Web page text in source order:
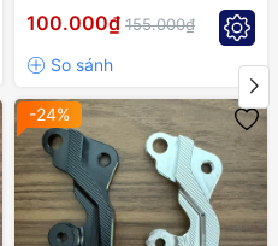
gió
100.000₫ 155.000₫
-24%